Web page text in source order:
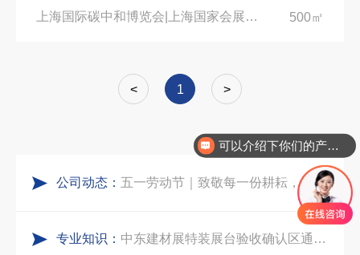
上海国际碳中和博览会|上海国家会展中心 500㎡
< 1 >
公司动态：
粽情端午，展梦申城
五一劳动节｜致敬每一份耕耘，共赴会展新征程
实力加冕｜中励展览入选第四届链博会推荐搭建施工服务商名录
再获殊荣！中励展览荣获世界制药原料中国展可持续金奖
专业知识：
合肥全球云计算展大数据展台互动区怎么落地？避开行业通病，用互动体验抓住专业观展决策者
中东建材展特装展台验收确认区通关指南：避开这5个坑，省下20万
可以介绍下你们的产品么